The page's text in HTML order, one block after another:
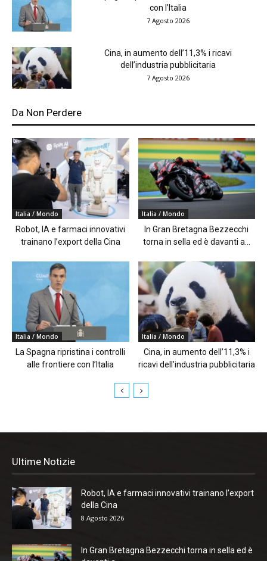
con l’Italia
7 Agosto 2026
Cina, in aumento dell’11,3% i ricavi
dell’industria pubblicitaria
7 Agosto 2026
Da Non Perdere
Italia / Mondo
Robot, IA e farmaci innovativi
trainano l’export della Cina
Italia / Mondo
In Gran Bretagna Bezzecchi
torna in sella ed è davanti a...
Italia / Mondo
La Spagna ripristina i controlli
alle frontiere con l’Italia
Italia / Mondo
Cina, in aumento dell’11,3% i
ricavi dell’industria pubblicitaria
Ultime Notizie
Robot, IA e farmaci innovativi trainano l’export
della Cina
8 Agosto 2026
In Gran Bretagna Bezzecchi torna in sella ed è